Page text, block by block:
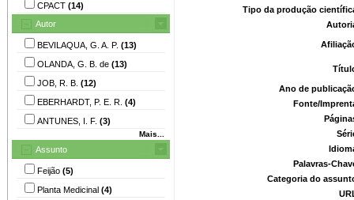
CPACT (14)
Autor
BEVILAQUA, G. A. P. (13)
OLANDA, G. B. de (13)
JOB, R. B. (12)
EBERHARDT, P. E. R. (4)
ANTUNES, I. F. (3)
Mais...
Assunto
Feijão (5)
Planta Medicinal (4)
Tipo da produção
Ano de
Fonte/
Palavras-
Categoria do